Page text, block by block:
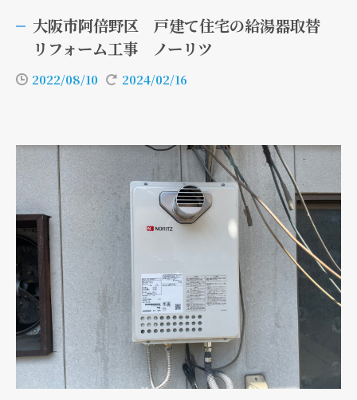
大阪市阿倍野区 戸建て住宅の給湯器取替
リフォーム工事 ノーリツ
2022/08/10 2024/02/16